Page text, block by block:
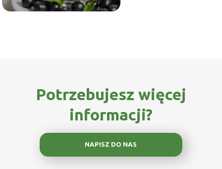
Potrzebujesz więcej
informacji?
NAPISZ DO NAS